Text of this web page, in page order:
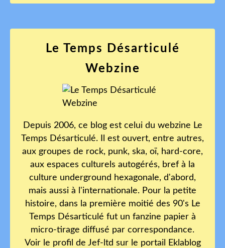
Le Temps Désarticulé
Webzine
Depuis 2006, ce blog est celui du webzine Le
Temps Désarticulé. Il est ouvert, entre autres,
aux groupes de rock, punk, ska, oï, hard-core,
aux espaces culturels autogérés, bref à la
culture underground hexagonale, d'abord,
mais aussi à l'internationale. Pour la petite
histoire, dans la première moitié des 90's Le
Temps Désarticulé fut un fanzine papier à
micro-tirage diffusé par correspondance.
Voir le profil de Jef-ltd sur le portail Eklablog